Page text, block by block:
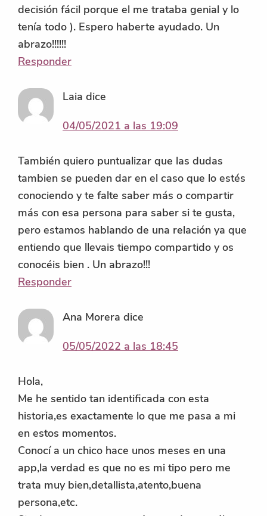
decisión fácil porque el me trataba genial y lo
tenía todo ). Espero haberte ayudado. Un
abrazo!!!!!!
Responder
Laia dice
04/05/2021 a las 19:09
También quiero puntualizar que las dudas
tambien se pueden dar en el caso que lo estés
conociendo y te falte saber más o compartir
más con esa persona para saber si te gusta,
pero estamos hablando de una relación ya que
entiendo que llevais tiempo compartido y os
conocéis bien . Un abrazo!!!
Responder
Ana Morera dice
05/05/2022 a las 18:45
Hola,
Me he sentido tan identificada con esta
historia,es exactamente lo que me pasa a mi
en estos momentos.
Conocí a un chico hace unos meses en una
app,la verdad es que no es mi tipo pero me
trata muy bien,detallista,atento,buena
persona,etc.